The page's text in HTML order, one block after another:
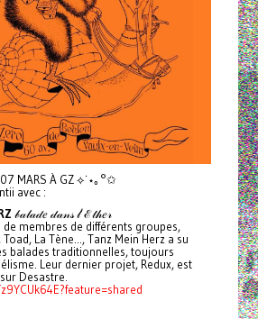
MARS À GZ ⟡˙⋆｡°✩
avec :
𝒷𝒶𝓁𝒶𝒹𝑒 𝒹𝒶𝓃𝓈 𝓁’ℰ𝓉𝒽𝑒𝓇
membres de différents groupes,
La Tène..., Tanz Mein Herz a su
balades traditionnelles, toujours
Leur dernier projet, Redux, est
Desastre.